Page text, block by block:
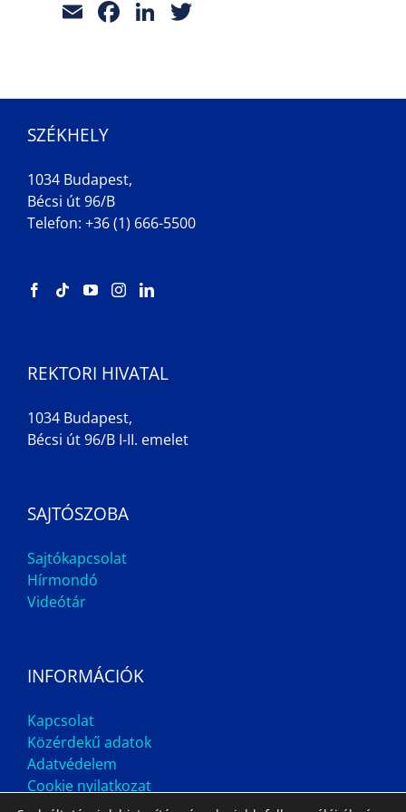
EmailFacebook
LinkedIn
SZÉKHELY
1034 Budapest,
Bécsi út 96/B
Telefon: +36 (1) 666-5500
REKTORI HIVATAL
1034 Budapest,
Bécsi út 96/B I-II. emelet
SAJTÓSZOBA
Sajtókapcsolat
Hírmondó
Videótár
INFORMÁCIÓK
Kapcsolat
Közérdekű adatok
Adatvédelem
Cookie nyilatkozat